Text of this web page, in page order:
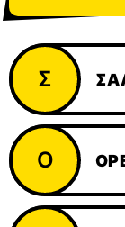
Σ
Ο